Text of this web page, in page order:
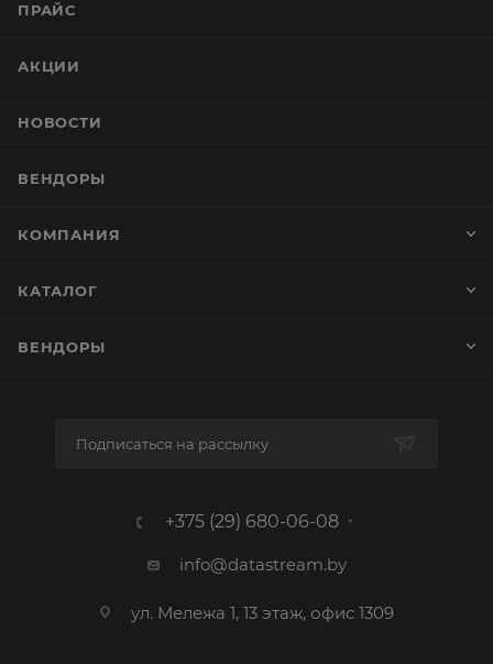
ПРАЙС
АКЦИИ
НОВОСТИ
ВЕНДОРЫ
КОМПАНИЯ
КАТАЛОГ
ВЕНДОРЫ
Подписаться на рассылку
+375 (29) 680-06-08
info@datastream.by
ул. Мележа 1, 13 этаж, офис 1309